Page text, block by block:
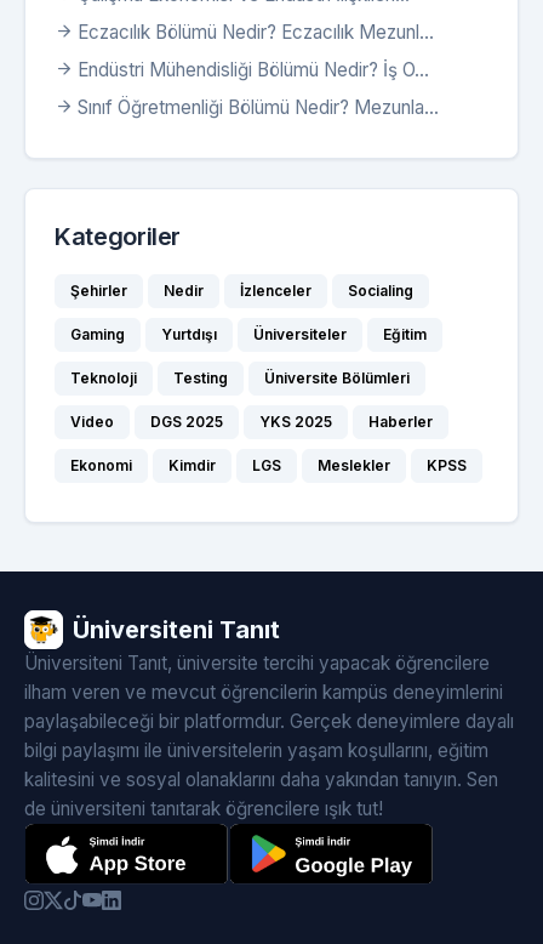
Eczacılık Bölümü Nedir? Eczacılık Mezunl...
Endüstri Mühendisliği Bölümü Nedir? İş O...
Sınıf Öğretmenliği Bölümü Nedir? Mezunla...
Kategoriler
Şehirler Nedir İzlenceler Socialing
Gaming Yurtdışı Üniversiteler Eğitim
Teknoloji Testing Üniversite Bölümleri
Video DGS 2025 YKS 2025 Haberler
Ekonomi Kimdir LGS Meslekler KPSS
Üniversiteni Tanıt
Üniversiteni Tanıt, üniversite tercihi yapacak öğrencilere
ilham veren ve mevcut öğrencilerin kampüs deneyimlerini
paylaşabileceği bir platformdur. Gerçek deneyimlere dayalı
bilgi paylaşımı ile üniversitelerin yaşam koşullarını, eğitim
kalitesini ve sosyal olanaklarını daha yakından tanıyın. Sen
de üniversiteni tanıtarak öğrencilere ışık tut!